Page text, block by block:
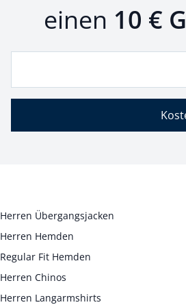
einen 10 €
Herren Übergangsjacken
Herren Hemden
Regular Fit Hemden
Herren Chinos
Herren Langarmshirts